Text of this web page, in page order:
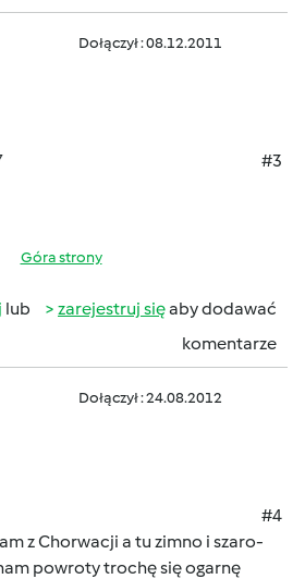
Dołączył : 08.12.2011
#3
Góra strony
lub zarejestruj sięaby dodawać
komentarze
Dołączył : 24.08.2012
#4
z Chorwacji a tu zimno i szaro-
powroty trochę się ogarnę